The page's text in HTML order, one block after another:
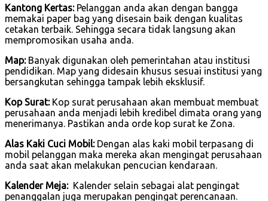
Kantong Kertas:Pelanggan anda akan dengan bangga
memakai paper bag yang disesain baik dengan kualitas
cetakan terbaik. Sehingga secara tidak langsung akan
mempromosikan usaha anda.
Map:Banyak digunakan oleh pemerintahan atau institusi
pendidikan. Map yang didesain khusus sesuai institusi yang
bersangkutan sehingga tampak lebih eksklusif.
Kop Surat:Kop surat perusahaan akan membuat membuat
perusahaan anda menjadi lebih kredibel dimata orang yang
menerimanya. Pastikan anda orde kop surat ke Zona.
Alas Kaki Cuci Mobil:Dengan alas kaki mobil terpasang di
mobil pelanggan maka mereka akan mengingat perusahaan
anda saat akan melakukan pencucian kendaraan.
Kalender Meja:Kalender selain sebagai alat pengingat
penanggalan juga merupakan pengingat perencanaan.